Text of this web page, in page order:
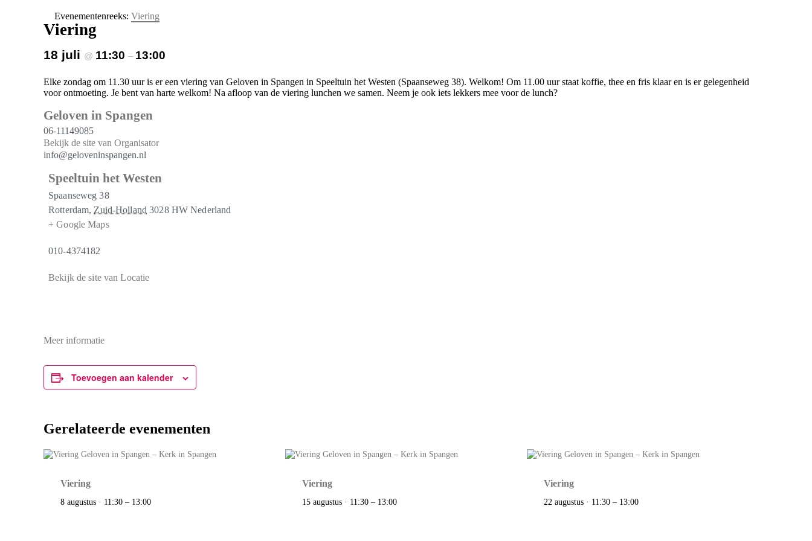
Evenementenreeks: Viering
Viering
18 juli @ 11:30 – 13:00
Elke zondag om 11.30 uur is er een viering van Geloven in Spangen in Speeltuin het Westen (Spaanseweg 38). Welkom! Om 11.00 uur staat koffie, thee en fris klaar en is er gelegenheid
voor ontmoeting. Je bent van harte welkom! Na afloop van de viering lunchen we samen. Neem je ook iets lekkers mee voor de lunch?
Geloven in Spangen
06-11149085
Bekijk de site van Organisator
info@geloveninspangen.nl
Speeltuin het Westen
Spaanseweg 38
Rotterdam, Zuid-Holland 3028 HW Nederland
+ Google Maps
010-4374182
Bekijk de site van Locatie
Meer informatie
Toevoegen aan kalender
Gerelateerde evenementen
Viering
8 augustus · 11:30 – 13:00
Viering
15 augustus · 11:30 – 13:00
Viering
22 augustus · 11:30 – 13:00